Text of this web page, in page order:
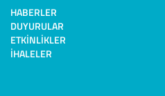
HABERLER
DUYURULAR
ETKINLIKLER
İHALELER